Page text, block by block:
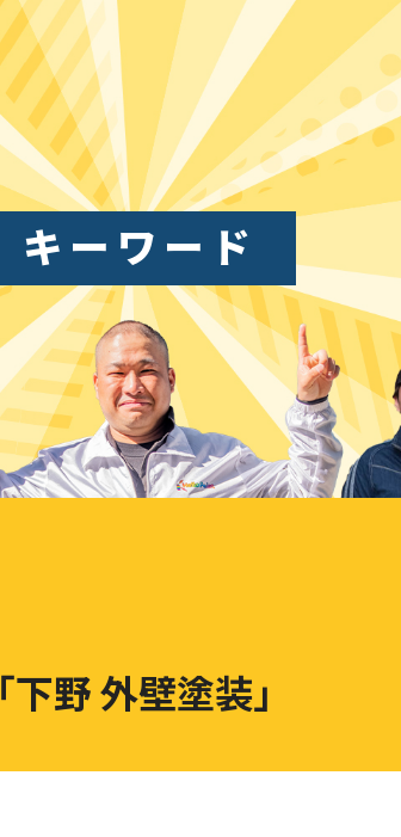
キーワード
「下野 外壁塗装」